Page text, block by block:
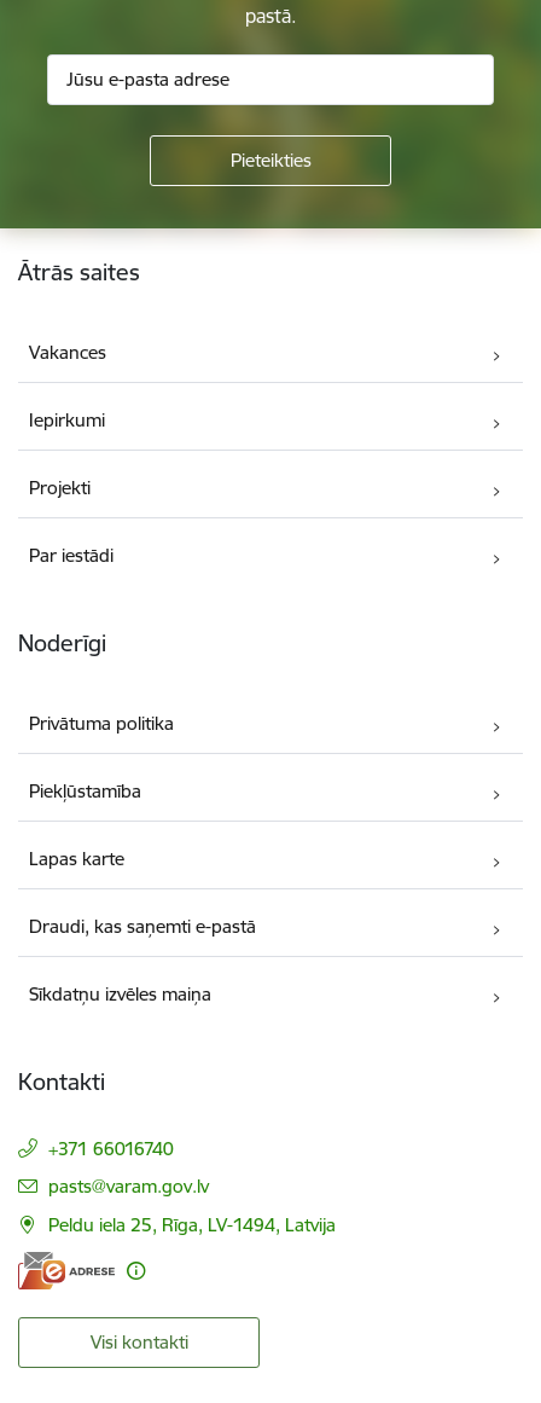
pastā.
Kājene
Ātrās saites
Vakances
Iepirkumi
Projekti
Par iestādi
Noderīgi
Privātuma politika
Piekļūstamība
Lapas karte
Draudi, kas saņemti e-pastā
Sīkdatņu izvēles maiņa
Kontakti
+371 66016740
E-pasts:
pasts@varam.gov.lv
Peldu iela 25, Rīga, LV-1494, Latvija
Visi kontakti